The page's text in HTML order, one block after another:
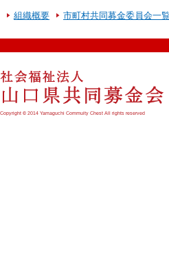
組織概要 市町村共同募金委員会一覧
Copyright © 2014 Yamaguchi Commuity Chest All rights reserved